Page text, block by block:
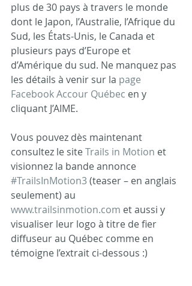
plus de 30 pays à travers le monde
dont le Japon, l’Australie, l’Afrique du
Sud, les États-Unis, le Canada et
plusieurs pays d’Europe et
d’Amérique du sud. Ne manquez pas
les détails à venir sur la page
Facebook Accour Québec en y
cliquant J’AIME.
Vous pouvez dès maintenant
consultez le site Trails in Motion et
visionnez la bande annonce
#TrailsInMotion3 (teaser – en anglais
seulement) au
www.trailsinmotion.com et aussi y
visualiser leur logo à titre de fier
diffuseur au Québec comme en
témoigne l’extrait ci-dessous :)